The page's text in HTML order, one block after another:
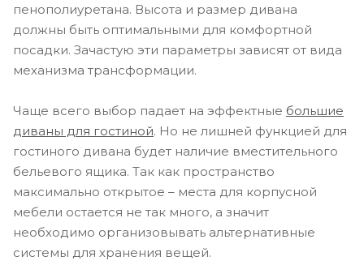
пенополиуретана. Высота и размер дивана
должны быть оптимальными для комфортной
посадки. Зачастую эти параметры зависят от вида
механизма трансформации.
Чаще всего выбор падает на эффектные большие
диваны для гостиной. Но не лишней функцией для
гостиного дивана будет наличие вместительного
бельевого ящика. Так как пространство
максимально открытое – места для корпусной
мебели остается не так много, а значит
необходимо организовывать альтернативные
системы для хранения вещей.